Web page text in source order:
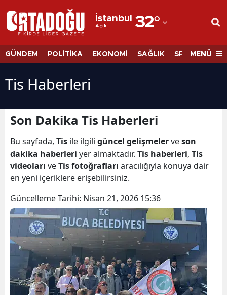
İstanbul
Açık 32°
Adana
Adıyaman
Amasya
Antalya
Artvin
Aydın
Balıkesir
Bilecik
Bingöl
Bitlis
GÜNDEM POLİTİKA EKONOMİ SAĞLIK SPORMENÜ
Tis Haberleri
Son Dakika Tis Haberleri
Bu sayfada, Tis ile ilgili güncel gelişmelerveson
dakika haberleri yer almaktadır. Tis haberleri, Tis
videoları veTis fotoğrafları aracılığıyla konuya dair
en yeni içeriklere erişebilirsiniz.
Güncelleme Tarihi: Nisan 21, 2026 15:36